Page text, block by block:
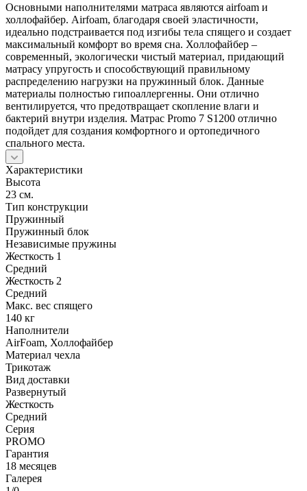
Основными наполнителями матраса являются airfoam и
холлофайбер. Airfoam, благодаря своей эластичности,
идеально подстраивается под изгибы тела спящего и создает
максимальный комфорт во время сна. Холлофайбер –
современный, экологически чистый материал, придающий
матрасу упругость и способствующий правильному
распределению нагрузки на пружинный блок. Данные
материалы полностью гипоаллергенны. Они отлично
вентилируется, что предотвращает скопление влаги и
бактерий внутри изделия. Матрас Promo 7 S1200 отлично
подойдет для создания комфортного и ортопедичного
спального места.
Характеристики
Высота
23 см.
Тип конструкции
Пружинный
Пружинный блок
Независимые пружины
Жесткость 1
Средний
Жесткость 2
Средний
Макс. вес спящего
140 кг
Наполнители
AirFoam, Холлофайбер
Материал чехла
Трикотаж
Вид доставки
Развернутый
Жесткость
Средний
Серия
PROMO
Гарантия
18 месяцев
Галерея